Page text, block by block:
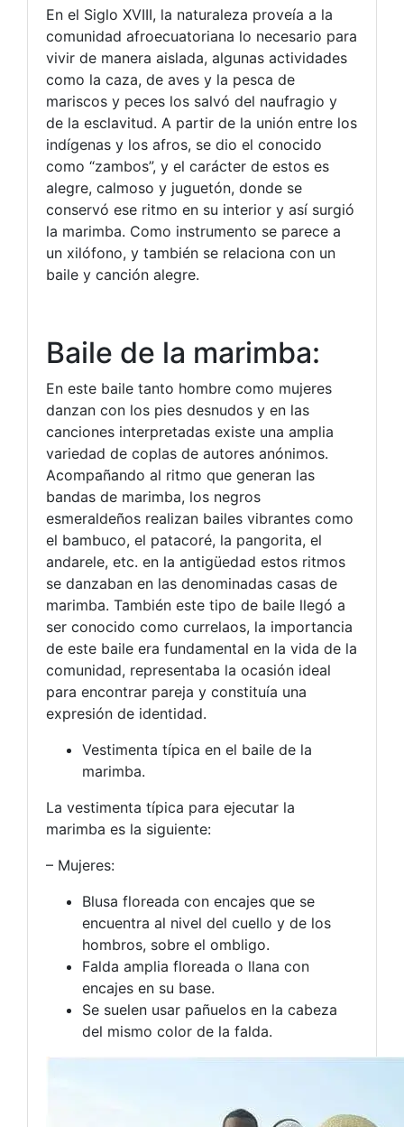
En el Siglo XVIII, la naturaleza proveía a la
comunidad afroecuatoriana lo necesario para
vivir de manera aislada, algunas actividades
como la caza, de aves y la pesca de
mariscos y peces los salvó del naufragio y
de la esclavitud. A partir de la unión entre los
indígenas y los afros, se dio el conocido
como “zambos”, y el carácter de estos es
alegre, calmoso y juguetón, donde se
conservó ese ritmo en su interior y así surgió
la marimba. Como instrumento se parece a
un xilófono, y también se relaciona con un
baile y canción alegre.
Baile de la marimba:
En este baile tanto hombre como mujeres
danzan con los pies desnudos y en las
canciones interpretadas existe una amplia
variedad de coplas de autores anónimos.
Acompañando al ritmo que generan las
bandas de marimba, los negros
esmeraldeños realizan bailes vibrantes como
el bambuco, el patacoré, la pangorita, el
andarele, etc. en la antigüedad estos ritmos
se danzaban en las denominadas casas de
marimba. También este tipo de baile llegó a
ser conocido como currelaos, la importancia
de este baile era fundamental en la vida de la
comunidad, representaba la ocasión ideal
para encontrar pareja y constituía una
expresión de identidad.
Vestimenta típica en el baile de la
marimba.
La vestimenta típica para ejecutar la
marimba es la siguiente:
– Mujeres:
Blusa floreada con encajes que se
encuentra al nivel del cuello y de los
hombros, sobre el ombligo.
Falda amplia floreada o llana con
encajes en su base.
Se suelen usar pañuelos en la cabeza
del mismo color de la falda.